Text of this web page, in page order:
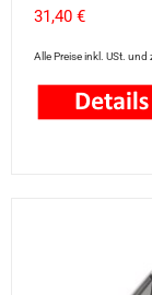
31,40 €
Alle Preise inkl. USt. und